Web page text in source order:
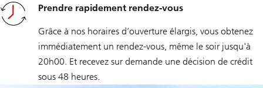
Prendre rapidement rendez-vous
Grâce à nos horaires d’ouverture élargis, vous obtenez
immédiatement un rendez-vous, même le soir jusqu'à
20h00. Et recevez sur demande une décision de crédit
sous 48 heures.